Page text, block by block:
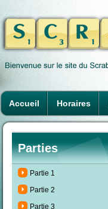
Accueil Horaires
Parties
Partie 1
Partie 2
Partie 3